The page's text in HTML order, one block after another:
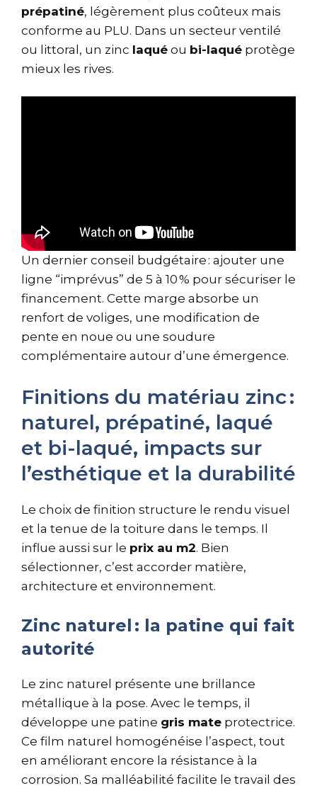
prépatiné, légèrement plus coûteux mais
conforme au PLU. Dans un secteur ventilé
ou littoral, un zinc laqué ou bi-laqué protège
mieux les rives.
Un dernier conseil budgétaire : ajouter une
ligne “imprévus” de 5 à 10 % pour sécuriser le
financement. Cette marge absorbe un
renfort de voliges, une modification de
pente en noue ou une soudure
complémentaire autour d’une émergence.
Finitions du matériau zinc :
naturel, prépatiné, laqué
et bi-laqué, impacts sur
l’esthétique et la durabilité
Le choix de finition structure le rendu visuel
et la tenue de la toiture dans le temps. Il
influe aussi sur le prix au m2. Bien
sélectionner, c’est accorder matière,
architecture et environnement.
Zinc naturel : la patine qui fait
autorité
Le zinc naturel présente une brillance
métallique à la pose. Avec le temps, il
développe une patine gris mate protectrice.
Ce film naturel homogénéise l’aspect, tout
en améliorant encore la résistance à la
corrosion. Sa malléabilité facilite le travail des